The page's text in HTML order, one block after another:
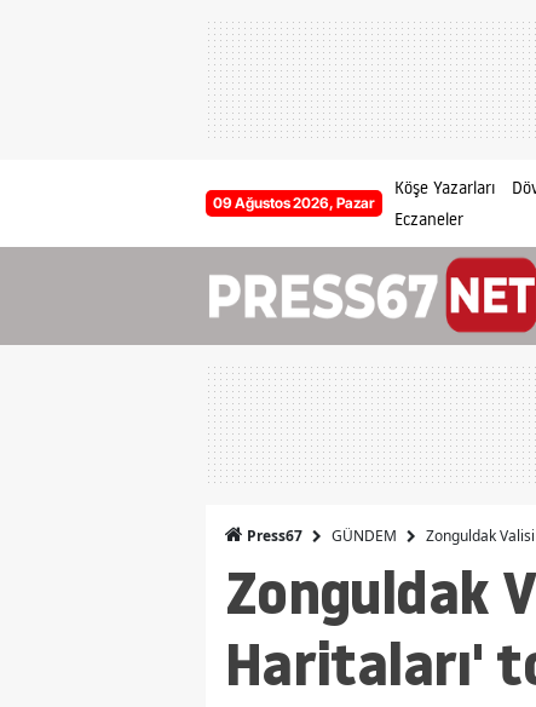
09 Ağustos 2026, Pazar
Köşe Yazarları
Eczaneler
Press67 GÜNDEM Zonguldak Valisi
Zonguldak
Haritaları'